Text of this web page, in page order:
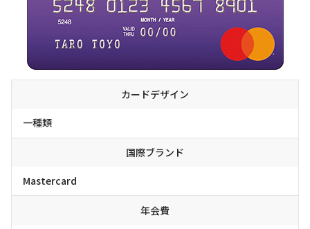
カードデザイン
一種類
国際ブランド
Mastercard
年会費